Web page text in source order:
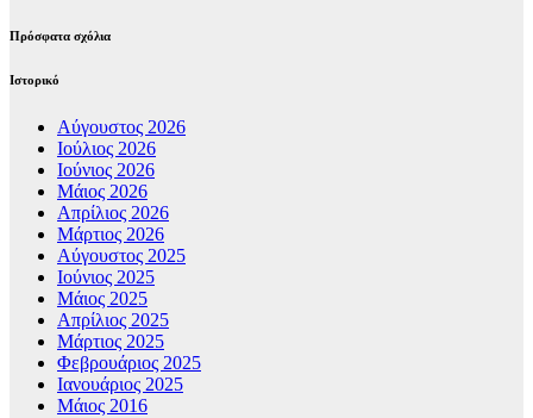
Πρόσφατα σχόλια
Ιστορικό
Αύγουστος 2026
Ιούλιος 2026
Ιούνιος 2026
Μάιος 2026
Απρίλιος 2026
Μάρτιος 2026
Αύγουστος 2025
Ιούνιος 2025
Μάιος 2025
Απρίλιος 2025
Μάρτιος 2025
Φεβρουάριος 2025
Ιανουάριος 2025
Μάιος 2016